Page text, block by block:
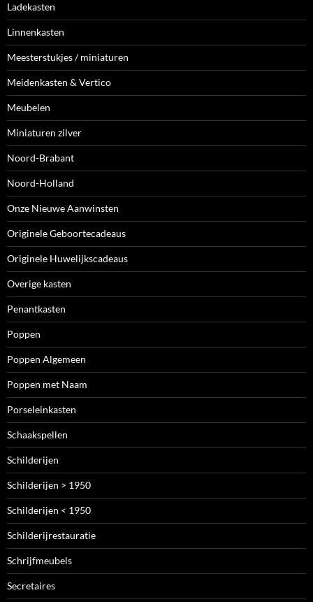
Ladekasten
Linnenkasten
Meesterstukjes / miniaturen
Meidenkasten & Vertico
Meubelen
Miniaturen zilver
Noord-Brabant
Noord-Holland
Onze Nieuwe Aanwinsten
Originele Geboortecadeaus
Originele Huwelijkscadeaus
Overige kasten
Penantkasten
Poppen
Poppen Algemeen
Poppen met Naam
Porseleinkasten
Schaakspellen
Schilderijen
Schilderijen > 1950
Schilderijen < 1950
Schilderijrestauratie
Schrijfmeubels
Secretaires